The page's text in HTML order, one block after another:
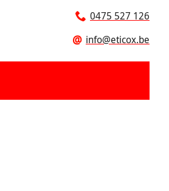
0475 527 126
@ info@eticox.be